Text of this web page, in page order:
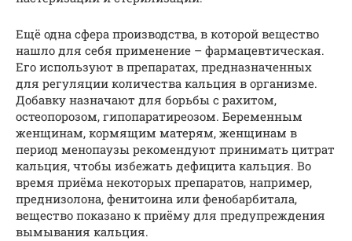
Ещё одна сфера производства, в которой вещество
нашло для себя применение – фармацевтическая.
Его используют в препаратах, предназначенных
для регуляции количества кальция в организме.
Добавку назначают для борьбы с рахитом,
остеопорозом, гипопаратиреозом. Беременным
женщинам, кормящим матерям, женщинам в
период менопаузы рекомендуют принимать цитрат
кальция, чтобы избежать дефицита кальция. Во
время приёма некоторых препаратов, например,
преднизолона, фенитоина или фенобарбитала,
вещество показано к приёму для предупреждения
вымывания кальция.